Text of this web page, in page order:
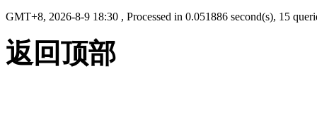
GMT+8, 2026-8-9 18:30 , Processed in 0.051886 second(s), 15
返回顶部